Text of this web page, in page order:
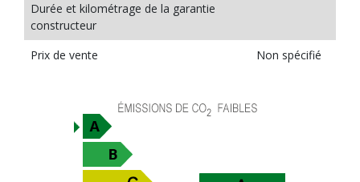
Durée et kilométrage de la garantie
constructeur
Prix de vente
Non spécifié